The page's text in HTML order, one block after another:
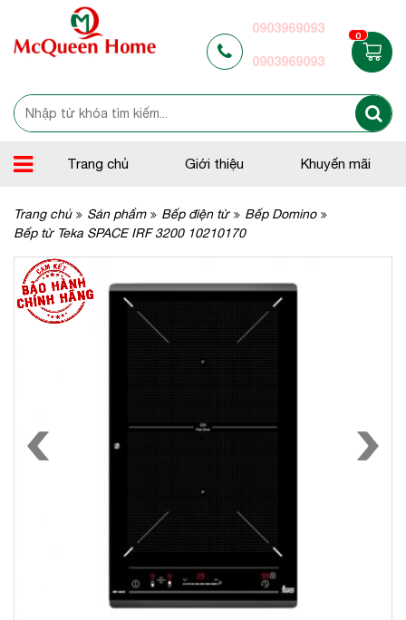
0903969093
0903969093
0
Trang chủ Giới thiệu Khuyến mãi
Trang chủ Sản phẩm Bếp điện từ
Bếp Domino
Bếp từ Teka SPACE IRF 3200 10210170